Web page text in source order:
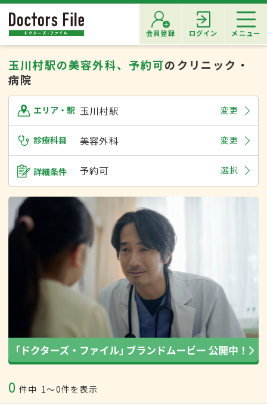
会員登録 ログイン メニュー
玉川村駅の美容外科、予約可のクリニック・
病院
エリア・駅 玉川村駅 変更
診療科目 美容外科 変更
詳細条件 予約可 選択
0 件中 1〜0件を表示